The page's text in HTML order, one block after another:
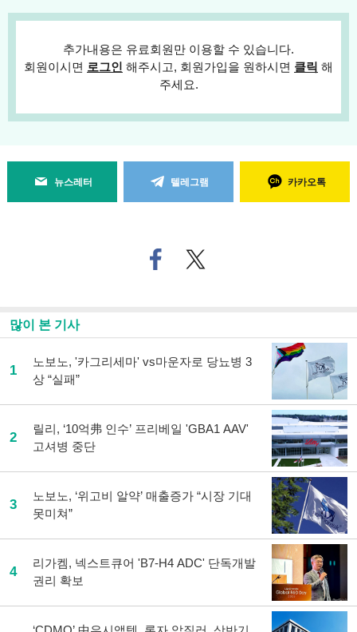
추가내용은 유료회원만 이용할 수 있습니다.
회원이시면 로그인 해주시고, 회원가입을 원하시면 클릭 해
주세요.
뉴스레터 텔레그램 카카오톡
페
이
기
사
공
트위
터로
많이 본 기사
1
노보노, '카그리세마' vs마운자로 당뇨병 3
상 “실패”
2
릴리, ‘10억弗 인수’ 프리베일 'GBA1 AAV'
고셔병 중단
3
노보노, ‘위고비 알약’ 매출증가 “시장 기대
못미쳐”
4
리가켐, 넥스트큐어 'B7-H4 ADC' 단독개발
권리 확보